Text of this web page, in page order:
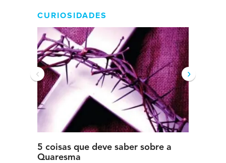
CURIOSIDADES
5 coisas que deve saber sobre a
Quaresma
‹ ›